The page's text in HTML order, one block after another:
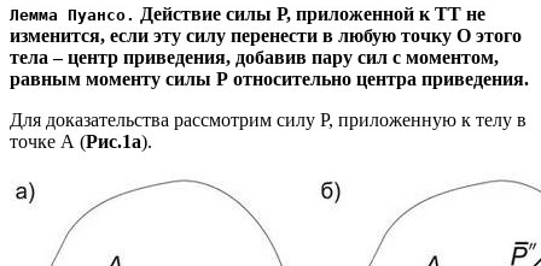
Лемма Пуансо. Действие силы Р, приложенной к ТТ не
изменится, если эту силу перенести в любую точку О этого
тела – центр приведения, добавив пару сил с моментом,
равным моменту силы Р относительно центра приведения.
Для доказательства рассмотрим силу Р, приложенную к телу в
точке А (Рис.1а).